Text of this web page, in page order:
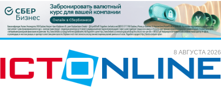
8 АВГУСТА 2026